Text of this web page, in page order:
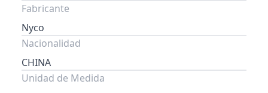
Fabricante
Nyco
Nacionalidad
CHINA
Unidad de Medida